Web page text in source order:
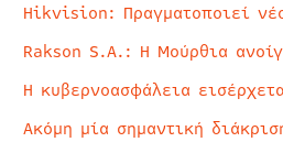
Hikvision: Πραγματοποιεί
Rakson S.A.: Η Μούρθια
Η κυβερνοασφάλεια
Ακόμη μία σημαντική